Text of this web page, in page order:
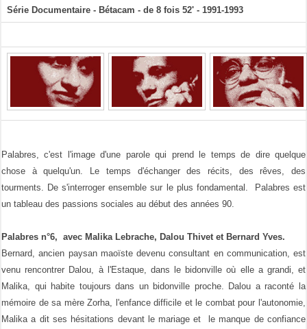
Série Documentaire - Bétacam - de 8 fois 52' - 1991-1993
Palabres, c'est l'image d'une parole qui prend le temps de dire quelque
chose à quelqu'un. Le temps d'échanger des récits, des rêves, des
tourments. De s'interroger ensemble sur le plus fondamental. Palabres est
un tableau des passions sociales au début des années 90.
Palabres n°6, avec Malika Lebrache, Dalou Thivet et Bernard Yves.
Bernard, ancien paysan maoïste devenu consultant en communication, est
venu rencontrer Dalou, à l'Estaque, dans le bidonville où elle a grandi, et
Malika, qui habite toujours dans un bidonville proche. Dalou a raconté la
mémoire de sa mère Zorha, l'enfance difficile et le combat pour l'autonomie,
Malika a dit ses hésitations devant le mariage et le manque de confiance